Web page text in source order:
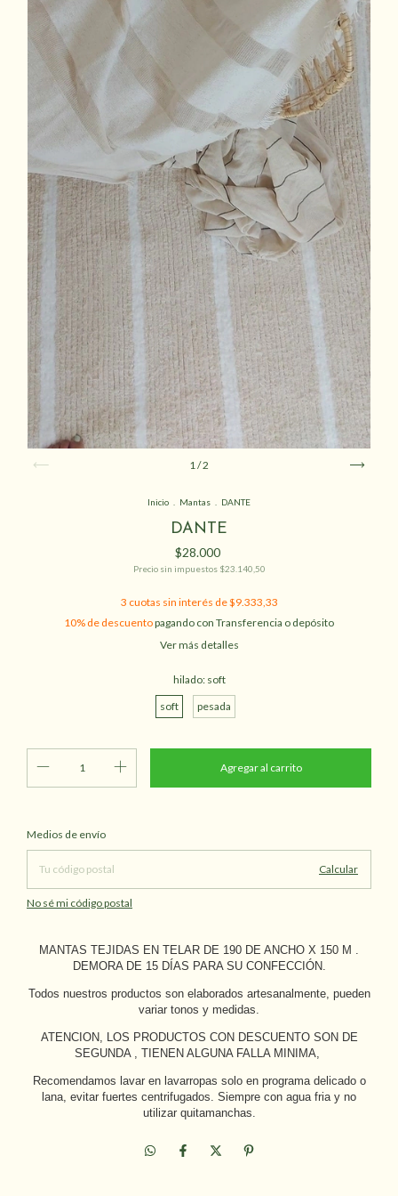
1/2
Inicio Mantas DANTE
DANTE
$28.000
Precio sin impuestos $23.140,50
3 cuotas sin interés de$9.333,33
10% de descuentopagando con Transferencia o depósito
Ver más detalles
hilado: soft
soft
pesada
Entregas para el CP:
Medios de envío
Calcular
No sé mi código postal
MANTAS TEJIDAS EN TELAR DE 190 DE ANCHO X 150 M .
DEMORA DE 15 DÍAS PARA SU CONFECCIÓN.
Todos nuestros productos son elaborados artesanalmente, pueden
variar tonos y medidas.
ATENCION, LOS PRODUCTOS CON DESCUENTO SON DE
SEGUNDA , TIENEN ALGUNA FALLA MINIMA,
Recomendamos lavar en lavarropas solo en programa delicado o
lana, evitar fuertes centrifugados. Siempre con agua fria y no
utilizar quitamanchas.